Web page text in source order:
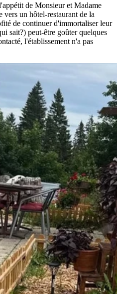
de Monsieur et Madame
vers un hôtel-restaurant de la
de continuer d'immortaliser leur
sait?) peut-être goûter quelques
l'établissement n'a pas